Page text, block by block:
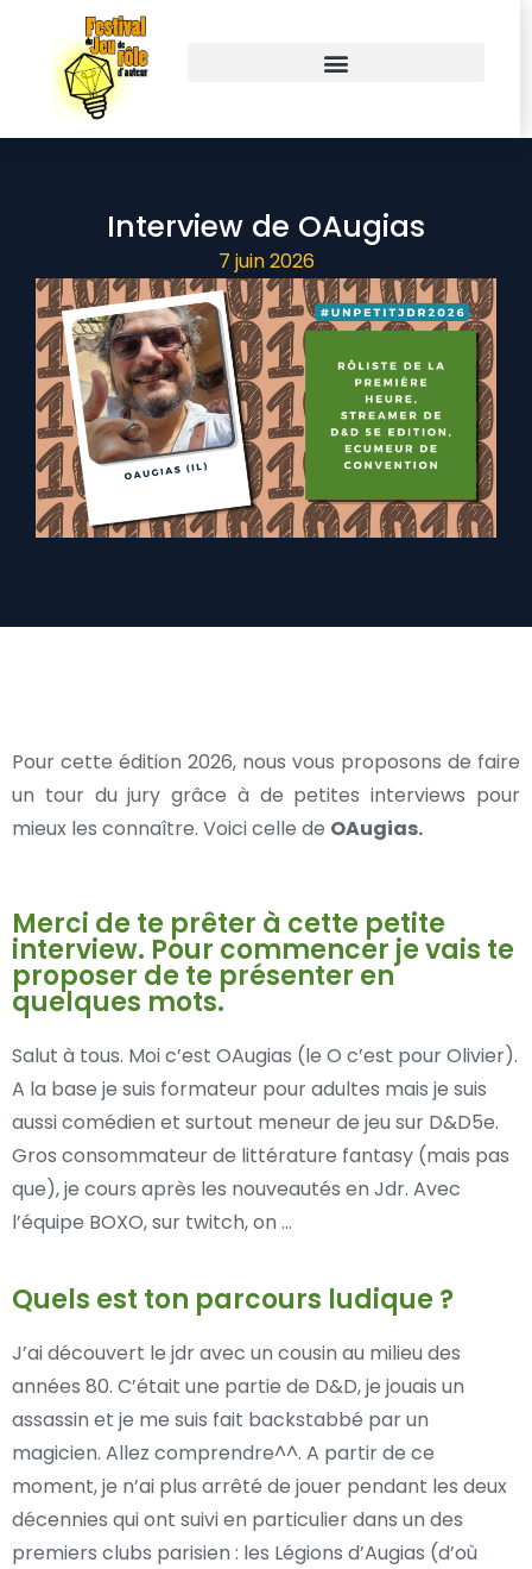
Interview de OAugias
7 juin 2026
Pour cette édition 2026, nous vous proposons de faire
un tour du jury grâce à de petites interviews pour
mieux les connaître. Voici celle de OAugias.
Merci de te prêter à cette petite
interview. Pour commencer je vais te
proposer de te présenter en
quelques mots.
Salut à tous. Moi c’est OAugias (le O c’est pour Olivier).
A la base je suis formateur pour adultes mais je suis
aussi comédien et surtout meneur de jeu sur D&D5e.
Gros consommateur de littérature fantasy (mais pas
que), je cours après les nouveautés en Jdr. Avec
l’équipe BOXO, sur twitch, on …
Quels est ton parcours ludique ?
J’ai découvert le jdr avec un cousin au milieu des
années 80. C’était une partie de D&D, je jouais un
assassin et je me suis fait backstabbé par un
magicien. Allez comprendre^^. A partir de ce
moment, je n’ai plus arrêté de jouer pendant les deux
décennies qui ont suivi en particulier dans un des
premiers clubs parisien : les Légions d’Augias (d’où